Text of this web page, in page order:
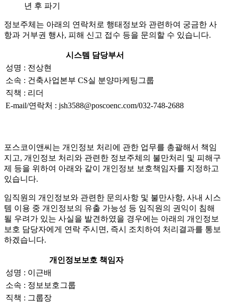
년 후 파기
정보주체는 아래의 연락처로 행태정보와 관련하여 궁금한 사
항과 거부권 행사, 피해 신고 접수 등을 문의할 수 있습니다.
시스템 담당부서
성명 : 전상현
소속 : 건축사업본부 CS실 분양마케팅그룹
직책 : 리더
E-mail/연락처 : jsh3588@poscoenc.com/032-748-2688
포스코이앤씨는 개인정보 처리에 관한 업무를 총괄해서 책임
지고, 개인정보 처리와 관련한 정보주체의 불만처리 및 피해구
제 등을 위하여 아래와 같이 개인정보 보호책임자를 지정하고
있습니다.
임직원의 개인정보와 관련한 문의사항 및 불만사항, 사내 시스
템 이용 중 개인정보의 유출 가능성 등 임직원의 권익이 침해
될 우려가 있는 사실을 발견하였을 경우에는 아래의 개인정보
보호 담당자에게 연락 주시면, 즉시 조치하여 처리결과를 통보
하겠습니다.
개인정보보호 책임자
성명 : 이근배
소속 : 정보보호그룹
직책 : 그룹장